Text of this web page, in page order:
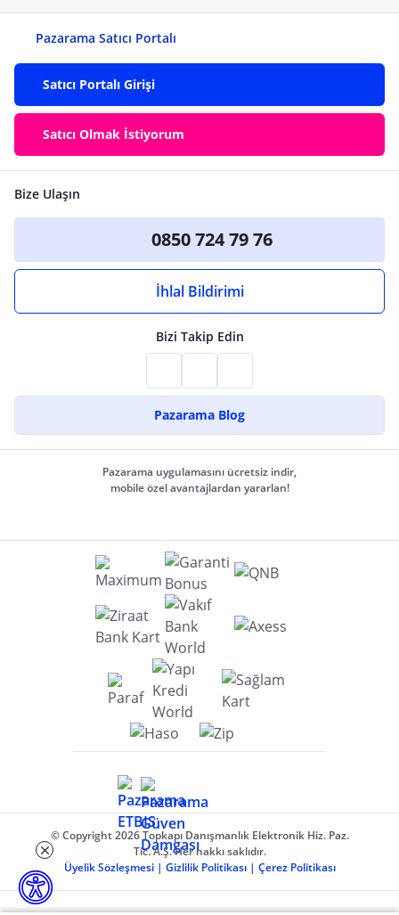
Pazarama Satıcı Portalı
Satıcı Portalı Girişi
Satıcı Olmak İstiyorum
Bize Ulaşın
0850 724 79 76
İhlal Bildirimi
Bizi Takip Edin
Pazarama Blog
Pazarama uygulamasını ücretsiz indir,
mobile özel avantajlardan yararlan!
© Copyright 2026 Topkapı Danışmanlık Elektronik Hiz. Paz.
Tic. A.Ş. Her hakkı saklıdır.
Üyelik Sözleşmesi | Gizlilik Politikası | Çerez Politikası